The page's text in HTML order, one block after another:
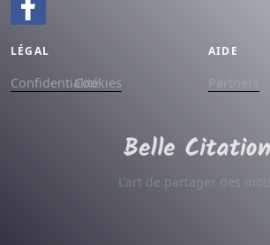
LÉGAL
ConfidentialitéCookies
AIDE
Partners
L'art de partager des mots.